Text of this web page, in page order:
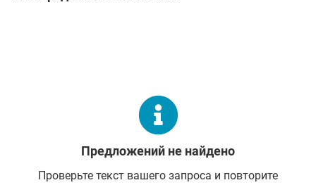
Предложений не найдено
Проверьте текст вашего запроса и повторите